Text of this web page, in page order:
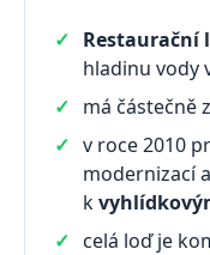
Restaurační
hladinu vody
má částečně
v roce 2010
modernizací
k
celá loď je